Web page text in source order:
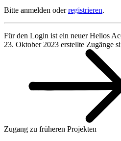
Bitte anmelden oderregistrieren.
Für den Login ist ein neuer Helios
23. Oktober 2023 erstellte Zugänge
Zugang zu früheren Projekten